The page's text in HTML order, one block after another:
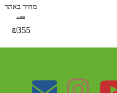
מחיר באתר
₪399
₪355